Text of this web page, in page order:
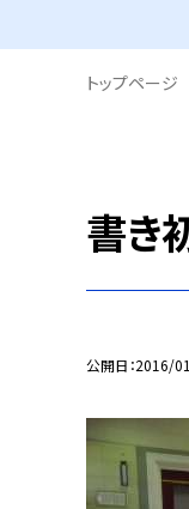
トップページ
書き
公開日 2016/